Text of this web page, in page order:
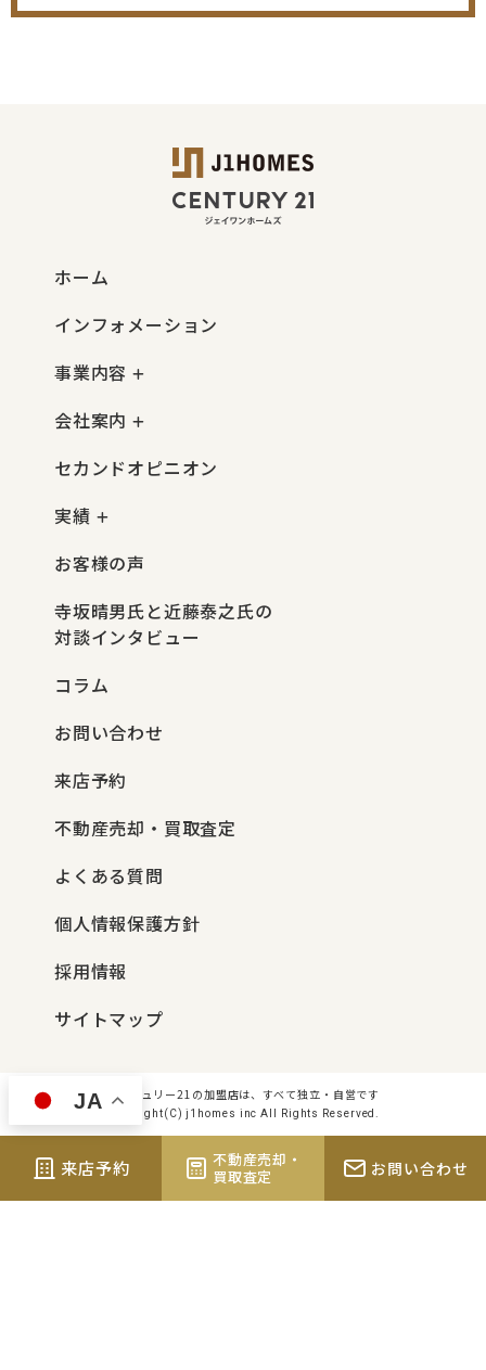
ホーム
インフォメーション
事業内容
会社案内
セカンドオピニオン
実績
お客様の声
寺坂晴男氏と近藤泰之氏の
対談インタビュー
コラム
お問い合わせ
来店予約
不動産売却・買取査定
よくある質問
個人情報保護方針
採用情報
サイトマップ
センチュリー21の加盟店は、すべて独立・自営です
Copyright(C) j1homes inc All Rights Reserved.
来店予約
不動産売却・
買取査定
お問い合わせ
JA